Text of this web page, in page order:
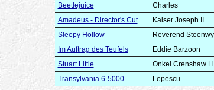
Beetlejuice
Charles
Amadeus - Director's Cut
Kaiser Joseph II.
Sleepy Hollow
Reverend
Im Auftrag des Teufels
Eddie Barzoon
Stuart Little
Onkel Crenshaw
Transylvania 6-5000
Lepescu